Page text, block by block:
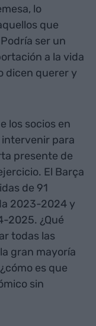
lo
que
ser un
a la vida
dicen querer y
los socios en
intervenir para
presente de
El Barça
de 91
2023-2024 y
2025. ¿Qué
todas las
gran mayoría
es que
sin